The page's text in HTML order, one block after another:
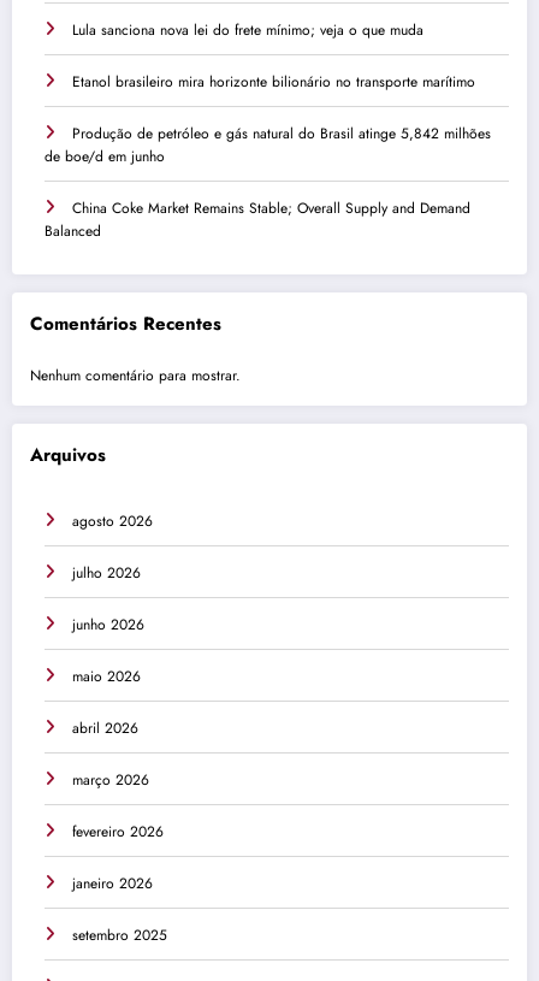
Lula sanciona nova lei do frete mínimo; veja o que muda
Etanol brasileiro mira horizonte bilionário no transporte marítimo
Produção de petróleo e gás natural do Brasil atinge 5,842 milhões
de boe/d em junho
China Coke Market Remains Stable; Overall Supply and Demand
Balanced
Comentários Recentes
Nenhum comentário para mostrar.
Arquivos
agosto 2026
julho 2026
junho 2026
maio 2026
abril 2026
março 2026
fevereiro 2026
janeiro 2026
setembro 2025